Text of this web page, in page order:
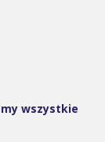
wszystkie